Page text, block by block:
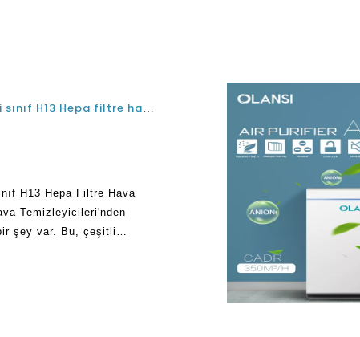
2021 ve 2022'de Filipinler'de covid için en iyi tıbbi sınıf H13 Hepa filtre hava temizleyici
H13 Hepa Filtre Hava
Temizleyicileri'nden
şey var. Bu, çeşitli